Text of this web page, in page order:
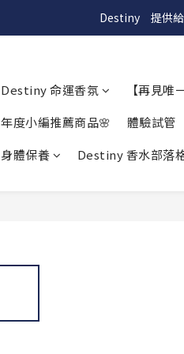
Destiny　提供
Destiny 命運香氛
【再見
年度小編推薦商品🌸
體驗試管
身體保養
Destiny 香水部落